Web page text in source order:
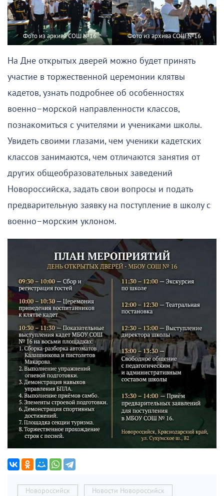
Фото из архива СОШ №16 Фото из архива СОШ №16
На Дне открытых дверей можно будет принять
участие в торжественной церемонии клятвы
кадетов, узнать подробнее об особенностях
военно–морской направленности классов,
познакомиться с учителями и учениками школы.
Увидеть своими глазами, чем ученики кадетских
классов занимаются, чем отличаются занятия от
других общеобразовательных заведений
Новороссийска, задать свои вопросы и подать
предварительную заявку на поступление в школу с
военно–морским уклоном.
Новороссийск Новости Новороссийск